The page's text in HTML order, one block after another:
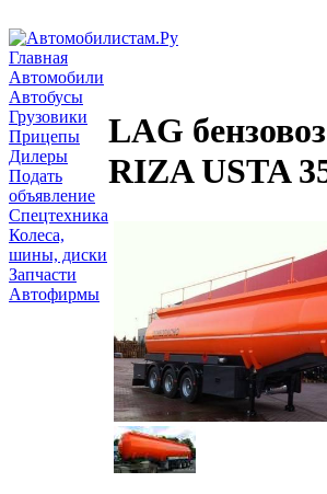
Главная
Автомобили
Автобусы
Грузовики
Прицепы
Дилеры
Подать
объявление
Спецтехника
Колеса,
шины, диски
Запчасти
Автофирмы
LAG
RIZA USTA